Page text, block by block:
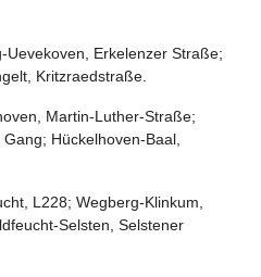
Erkelenzer Straße;
Kritzraedstraße.
Martin-Luther-Straße;
Hückelhoven-Baal,
L228; Wegberg-Klinkum,
Selsten, Selstener